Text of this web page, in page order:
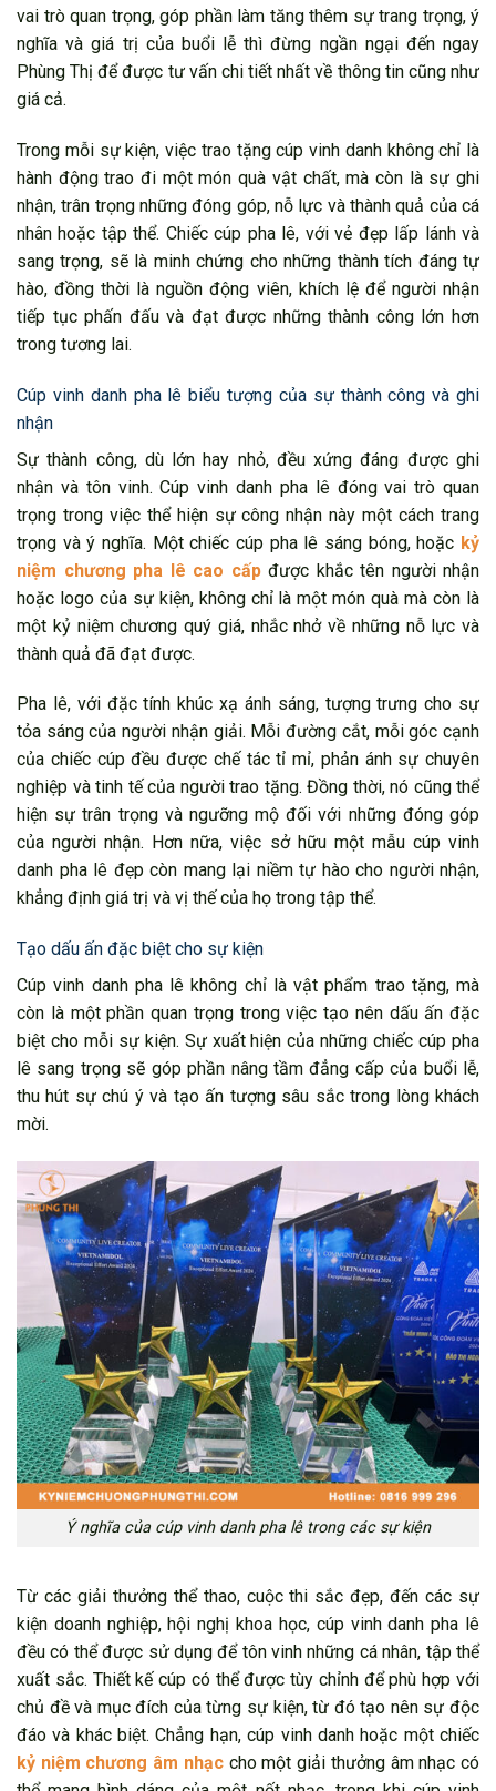
vai trò quan trọng, góp phần làm tăng thêm sự trang trọng, ý
nghĩa và giá trị của buổi lễ thì đừng ngần ngại đến ngay
Phùng Thị để được tư vấn chi tiết nhất về thông tin cũng như
giá cả.
Trong mỗi sự kiện, việc trao tặng cúp vinh danh không chỉ là
hành động trao đi một món quà vật chất, mà còn là sự ghi
nhận, trân trọng những đóng góp, nỗ lực và thành quả của cá
nhân hoặc tập thể. Chiếc cúp pha lê, với vẻ đẹp lấp lánh và
sang trọng, sẽ là minh chứng cho những thành tích đáng tự
hào, đồng thời là nguồn động viên, khích lệ để người nhận
tiếp tục phấn đấu và đạt được những thành công lớn hơn
trong tương lai.
Cúp vinh danh pha lê biểu tượng của sự thành công và ghi
nhận
Sự thành công, dù lớn hay nhỏ, đều xứng đáng được ghi
nhận và tôn vinh. Cúp vinh danh pha lê đóng vai trò quan
trọng trong việc thể hiện sự công nhận này một cách trang
trọng và ý nghĩa. Một chiếc cúp pha lê sáng bóng, hoặc kỷ
niệm chương pha lê cao cấpđược khắc tên người nhận
hoặc logo của sự kiện, không chỉ là một món quà mà còn là
một kỷ niệm chương quý giá, nhắc nhở về những nỗ lực và
thành quả đã đạt được.
Pha lê, với đặc tính khúc xạ ánh sáng, tượng trưng cho sự
tỏa sáng của người nhận giải. Mỗi đường cắt, mỗi góc cạnh
của chiếc cúp đều được chế tác tỉ mỉ, phản ánh sự chuyên
nghiệp và tinh tế của người trao tặng. Đồng thời, nó cũng thể
hiện sự trân trọng và ngưỡng mộ đối với những đóng góp
của người nhận. Hơn nữa, việc sở hữu một mẫu cúp vinh
danh pha lê đẹp còn mang lại niềm tự hào cho người nhận,
khẳng định giá trị và vị thế của họ trong tập thể.
Tạo dấu ấn đặc biệt cho sự kiện
Cúp vinh danh pha lê không chỉ là vật phẩm trao tặng, mà
còn là một phần quan trọng trong việc tạo nên dấu ấn đặc
biệt cho mỗi sự kiện. Sự xuất hiện của những chiếc cúp pha
lê sang trọng sẽ góp phần nâng tầm đẳng cấp của buổi lễ,
thu hút sự chú ý và tạo ấn tượng sâu sắc trong lòng khách
mời.
Ý nghĩa của cúp vinh danh pha lê trong các sự kiện
Từ các giải thưởng thể thao, cuộc thi sắc đẹp, đến các sự
kiện doanh nghiệp, hội nghị khoa học, cúp vinh danh pha lê
đều có thể được sử dụng để tôn vinh những cá nhân, tập thể
xuất sắc. Thiết kế cúp có thể được tùy chỉnh để phù hợp với
chủ đề và mục đích của từng sự kiện, từ đó tạo nên sự độc
đáo và khác biệt. Chẳng hạn, cúp vinh danh hoặc một chiếc
kỷ niệm chương âm nhạccho một giải thưởng âm nhạc có